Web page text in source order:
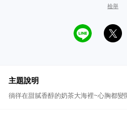
檢舉
主題說明
徜徉在甜膩香醇的奶茶大海裡~心胸都變